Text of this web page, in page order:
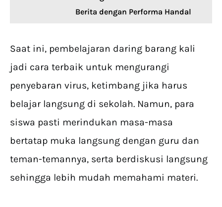
Berita dengan Performa Handal
Saat ini, pembelajaran daring barang kali
jadi cara terbaik untuk mengurangi
penyebaran virus, ketimbang jika harus
belajar langsung di sekolah. Namun, para
siswa pasti merindukan masa-masa
bertatap muka langsung dengan guru dan
teman-temannya, serta berdiskusi langsung
sehingga lebih mudah memahami materi.